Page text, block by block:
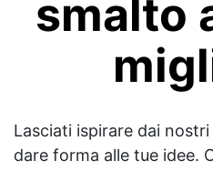
smalto
Lasciati ispirare dai
dare forma alle tue idee.